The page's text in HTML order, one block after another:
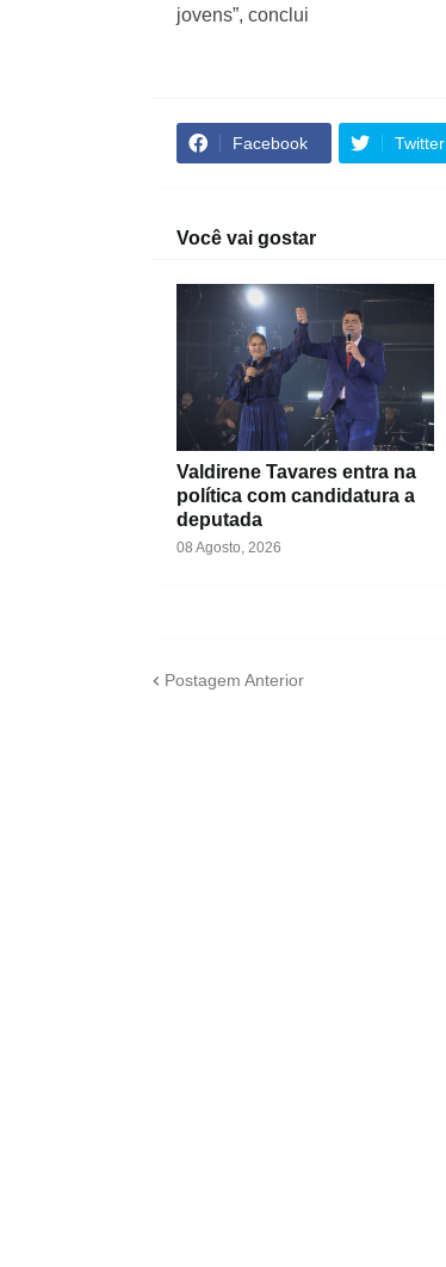
jovens”, conclui
Facebook Twitter
Você vai gostar
Valdirene Tavares entra na
política com candidatura a
deputada
08 Agosto, 2026
Postagem Anterior